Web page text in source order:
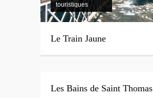
touristiques
Le Train Jaune
Les Bains de Saint Thomas